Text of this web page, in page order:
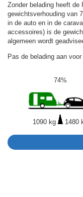
Zonder belading heeft de
gewichtsverhouding van
in de auto en in de
accessoires) is de
algemeen wordt
Pas de belading aan
74%
1090 kg 1480